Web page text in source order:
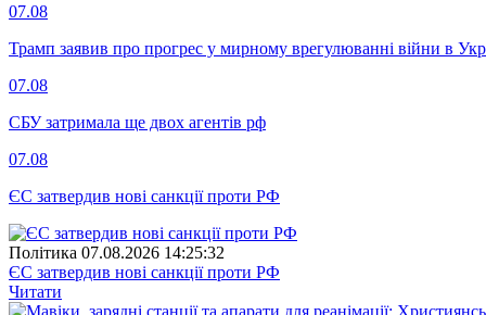
07.08
Трамп заявив про прогрес у мирному врегулюванні війни в
07.08
СБУ затримала ще двох агентів рф
07.08
ЄС затвердив нові санкції проти РФ
Полiтика 07.08.2026 14:25:32
ЄС затвердив нові санкції проти РФ
Читати